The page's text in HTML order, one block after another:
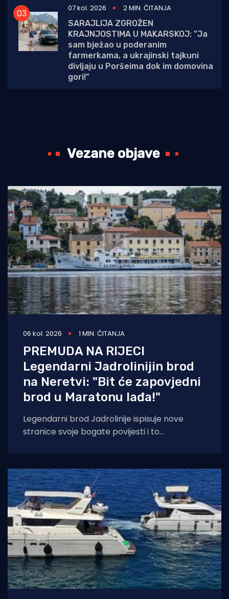
07 kol. 2026
2 MIN. ČITANJA
SARAJLIJA ZGROŽEN
KRAJNJOSTIMA U MAKARSKOJ: "Ja
sam bježao u poderanim
farmerkama, a ukrajinski tajkuni
divljaju u Poršeima dok im domovina
gori!"
Vezane objave
06 kol. 2026 1 MIN. ČITANJA
PREMUDA NA RIJECI
Legendarni Jadrolinijin brod
na Neretvi: "Bit će zapovjedni
brod u Maratonu lađa!"
Legendarni brod Jadrolinije ispisuje nove
stranice svoje bogate povijesti i to